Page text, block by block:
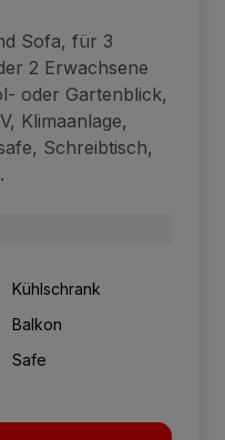
Sofa, für 3
2 Erwachsene
oder Gartenblick,
Klimaanlage,
Schreibtisch,
Kühlschrank
Balkon
Safe